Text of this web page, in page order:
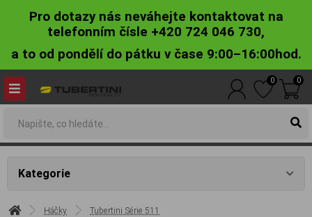
Pro dotazy nás neváhejte kontaktovat na
telefonním čísle +420 724 046 730,
a to od pondělí do pátku v čase 9:00–16:00hod.
0 0
Kategorie
Háčky Tubertini Série 511